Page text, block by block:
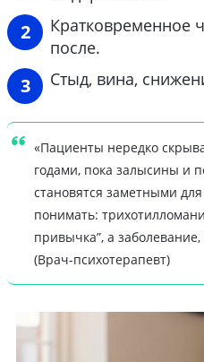
Кратковременное
после.
Стыд, вина,
«Пациенты нередко
годами, пока залысины и
становятся заметными
понимать:
привычка”, а
(Врач-психотерапевт)